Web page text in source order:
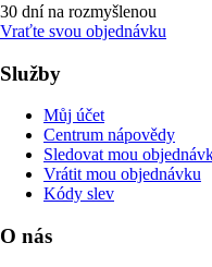
30 dní na rozmyšlenou
Vraťte svou objednávku
Služby
Můj účet
Centrum nápovědy
Sledovat mou
Vrátit mou objednávku
Kódy slev
O nás